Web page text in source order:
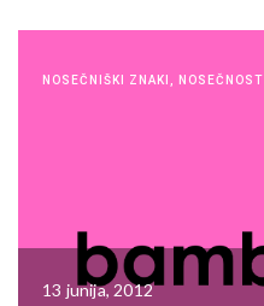
NOSEČNIŠKI ZNAKI NOSEČNOST
13 junija, 2012